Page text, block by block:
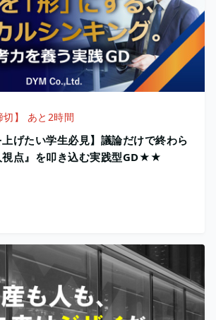
切】 あと2時間
上げたい学生必見】議論だけで終わら
視点』を叩き込む実践型GD★★